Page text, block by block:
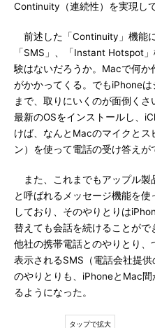
Continuity（連続性）を実現して
前述した「Continuity」機能
「SMS」、「Instant Hotspot
験はないだろうか。Macで何
がかかってくる。でもiPhone
まで、取りにいくのが面倒く
最新のOSをインストールし、
けば、なんとMacのマイクとス
ン）を使って電話の受け答えが
また、これまでもアップル製
と呼ばれるメッセージ機能を
しており、そのやりとりは
替えても会話を続けることがで
他社の携帯電話とのやりとり
表示されるSMS（電話会社提
のやりとりも、iPhoneとMac
るようになった。